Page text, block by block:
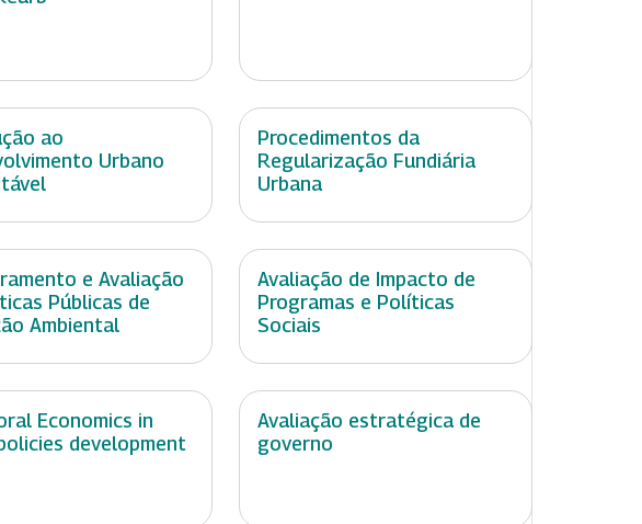
ao
Urbano
Procedimentos da
Regularização Fundiária
Urbana
e Avaliação
Públicas de
Ambiental
Avaliação de Impacto de
Programas e Políticas
Sociais
Economics in
development
Avaliação estratégica de
governo